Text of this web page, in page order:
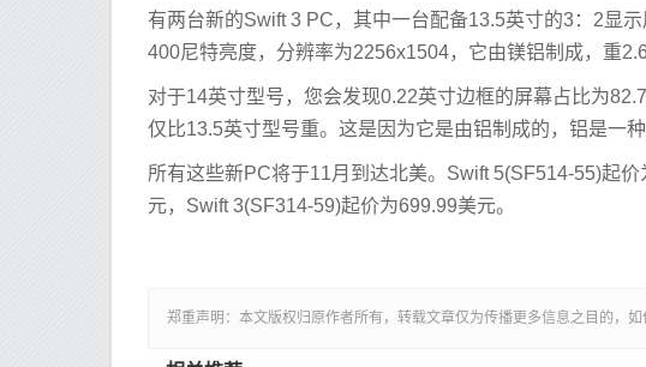
有两台新的Swift 3 PC，其中一台配备13.5英寸的3：2显
400尼特亮度，分辨率为2256x1504，它由镁铝制成，重
对于14英寸型号，您会发现0.22英寸边框的屏幕占比为
仅比13.5英寸型号重。这是因为它是由铝制成的，铝是一种
所有这些新PC将于11月到达北美。Swift 5(SF514-55)起
元，Swift 3(SF314-59)起价为699.99美元。
郑重声明：本文版权归原作者所有，转载文章仅为传播更多信息之目的，